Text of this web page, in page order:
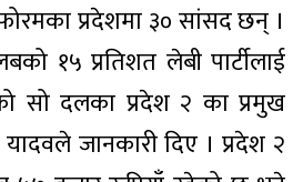
प्रदेशमा ३० सांसद छन् ।
१५ प्रतिशत लेबी पार्टीलाई
सो दलका प्रदेश २ का प्रमुख
जानकारी दिए । प्रदेश २